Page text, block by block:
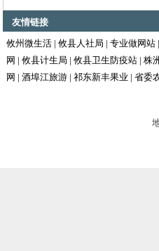
友情链接
攸州微生活 | 攸县人社局 | 专业做网站 |
网 | 攸县计生局 | 攸县卫生防疫站 | 株
网 | 酒埠江旅游 | 祁东新丰果业 | 省委